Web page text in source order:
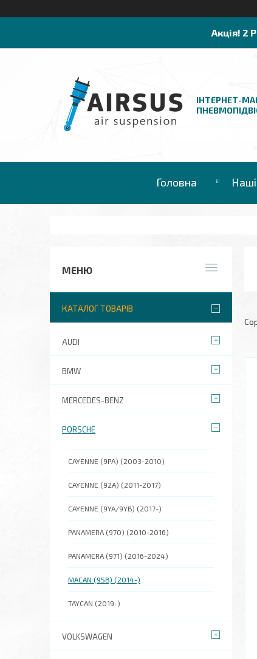
Акція! 2
ІНТЕРНЕТ-
Головна
КАТАЛОГ ТОВАРІВ
AUDI
BMW
MERCEDES-BENZ
PORSCHE
CAYENNE (9PA) (2003-2010)
CAYENNE (92A) (2011-2017)
CAYENNE (9YA/9YB) (2017-)
PANAMERA (970) (2010-2016)
PANAMERA (971) (2016-2024)
MACAN (95B) (2014-)
TAYCAN (2019-)
VOLKSWAGEN